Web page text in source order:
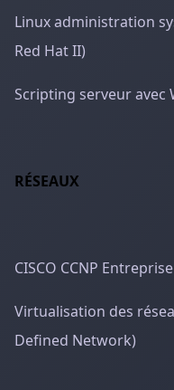
Linux administration
Red Hat II)
Scripting serveur avec
RÉSEAUX
CISCO CCNP
Virtualisation des
Defined Network)